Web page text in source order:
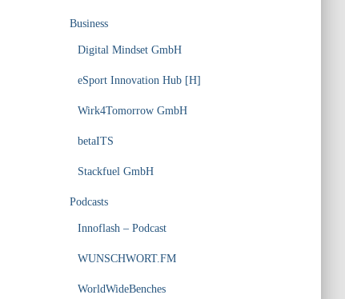
Business
Digital Mindset GmbH
eSport Innovation Hub [H]
Wirk4Tomorrow GmbH
betaITS
Stackfuel GmbH
Podcasts
Innoflash – Podcast
WUNSCHWORT.FM
WorldWideBenches